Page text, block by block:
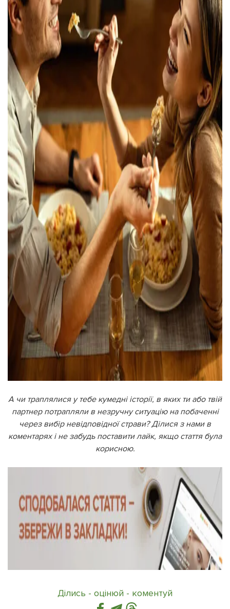
А чи траплялися у тебе кумедні історії, в яких ти або твій
партнер потрапляли в незручну ситуацію на побаченні
через вибір невідповідної страви? Ділися з нами в
коментарях і не забудь поставити лайк, якщо стаття була
корисною.
Ділись - оцінюй - коментуй